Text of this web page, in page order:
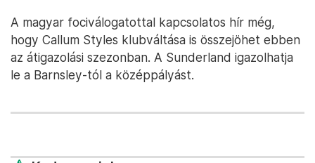
A magyar fociválogatottal kapcsolatos hír még,
hogy Callum Styles klubváltása is összejöhet ebben
az átigazolási szezonban. A Sunderland igazolhatja
le a Barnsley-tól a középpályást.